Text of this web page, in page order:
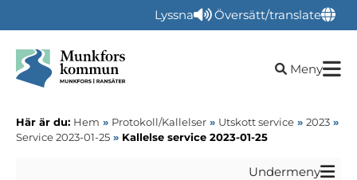
Lyssna Översätt/translate
Öppna
Meny
Här är du: Hem » Protokoll/Kallelser » Utskott service » 2023 »
Service 2023-01-25 » Kallelse service 2023-01-25
Undermeny